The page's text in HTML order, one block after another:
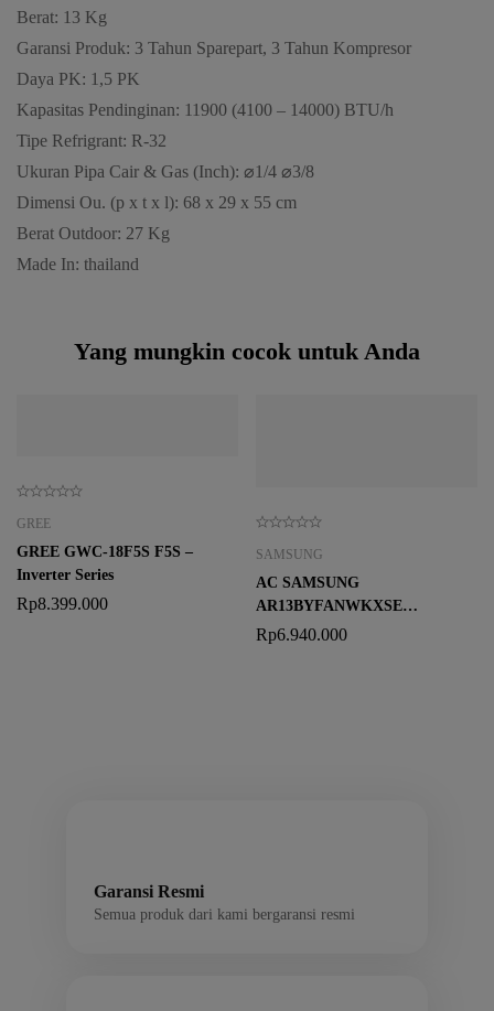
Berat: 13 Kg
Garansi Produk: 3 Tahun Sparepart, 3 Tahun Kompresor
Daya PK: 1,5 PK
Kapasitas Pendinginan: 11900 (4100 – 14000) BTU/h
Tipe Refrigrant: R-32
Ukuran Pipa Cair & Gas (Inch): ⌀1/4 ⌀3/8
Dimensi Ou. (p x t x l): 68 x 29 x 55 cm
Berat Outdoor: 27 Kg
Made In: thailand
Yang mungkin cocok untuk Anda
GREE
GREE GWC-18F5S F5S –
Inverter Series
Rp8.399.000
SAMSUNG
AC SAMSUNG
AR13BYFANWKXSE
WindFree™ Lite 1,5 PK
Rp6.940.000
Garansi Resmi
Semua produk dari kami bergaransi resmi